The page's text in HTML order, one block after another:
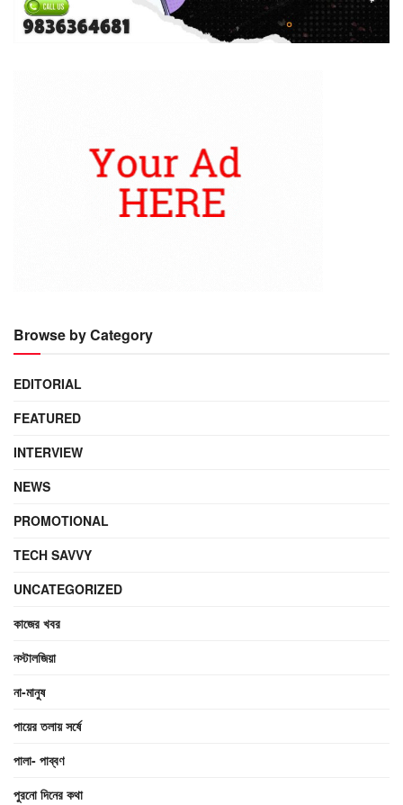
Browse by Category
EDITORIAL
FEATURED
INTERVIEW
NEWS
PROMOTIONAL
TECH SAVVY
UNCATEGORIZED
কাজের খবর
নস্টালজিয়া
না-মানুষ
পায়ের তলায় সর্ষে
পালা- পাব্বণ
পুরনো দিনের কথা